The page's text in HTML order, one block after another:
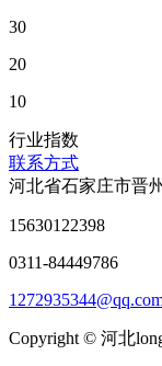
30
20
10
行业指数
联系方式
河北省石家庄市晋
15630122398
0311-84449786
Copyright © 河北